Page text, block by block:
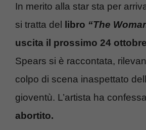
In merito alla star sta per
si tratta del libro “The
uscita il prossimo 24 ottobre
Spears si è raccontata,
colpo di scena inaspettato
gioventù. L’artista ha
abortito.